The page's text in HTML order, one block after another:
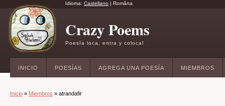
Idioma: Castellano | Româna
Crazy Poems
Poesía loca, entra y coloca!
INICIO POESÍAS AGREGA UNA POESÍA MIEMBROS
Inicio » Miembros » atrandafir